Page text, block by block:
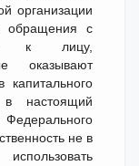
организации
обращения с
к лицу,
оказывают
капитального
в настоящий
не в